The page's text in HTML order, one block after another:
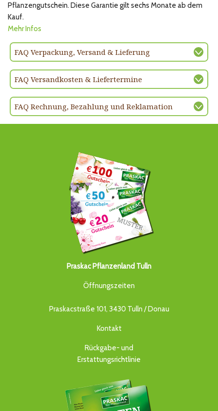
Pflanzengutschein. Diese Garantie gilt sechs Monate ab dem
Kauf.
Mehr Infos
FAQ Verpackung, Versand & Lieferung
FAQ Versandkosten & Liefertermine
FAQ Rechnung, Bezahlung und Reklamation
Praskac Pflanzenland Tulln
Öffnungszeiten
Praskacstraße 101, 3430 Tulln / Donau
Kontakt
Rückgabe- und
Erstattungsrichtlinie